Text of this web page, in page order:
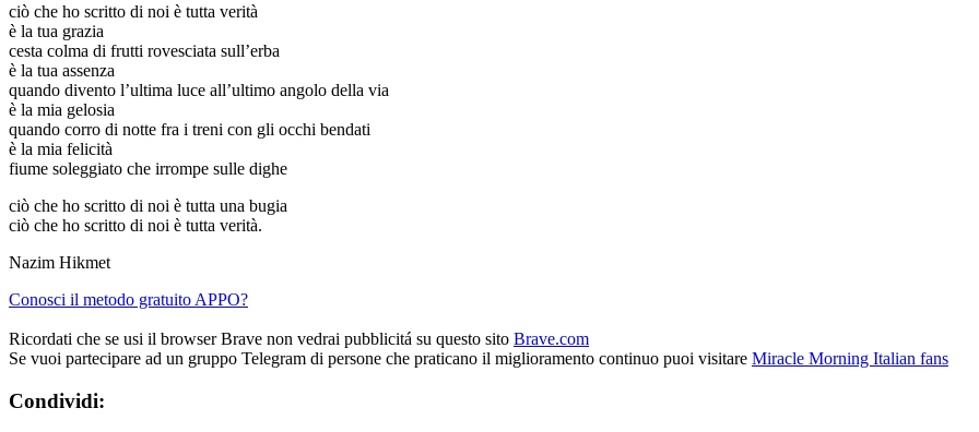
ciò che ho scritto di noi è tutta verità
è la tua grazia
cesta colma di frutti rovesciata sull’erba
è la tua assenza
quando divento l’ultima luce all’ultimo angolo della via
è la mia gelosia
quando corro di notte fra i treni con gli occhi bendati
è la mia felicità
fiume soleggiato che irrompe sulle dighe
ciò che ho scritto di noi è tutta una bugia
ciò che ho scritto di noi è tutta verità.
Nazim Hikmet
Conosci il metodo gratuito APPO?
Ricordati che se usi il browser Brave non vedrai pubblicitá su questo sito Brave.com
Se vuoi partecipare ad un gruppo Telegram di persone che praticano il miglioramento continuo puoi visitare Miracle Morning Italian fans
Condividi: